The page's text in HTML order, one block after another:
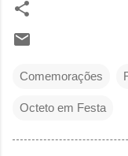
Comemorações
Octeto em Festa